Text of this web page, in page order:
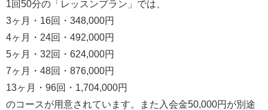
1回50分の「レッスンプラン」では、
3ヶ月・16回・348,000円
4ヶ月・24回・492,000円
5ヶ月・32回・624,000円
7ヶ月・48回・876,000円
13ヶ月・96回・1,704,000円
のコースが用意されています。また入会金50,000円が別途